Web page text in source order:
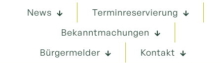
News
Terminreservierung
Bekanntmachungen
Bürgermelder
Kontakt